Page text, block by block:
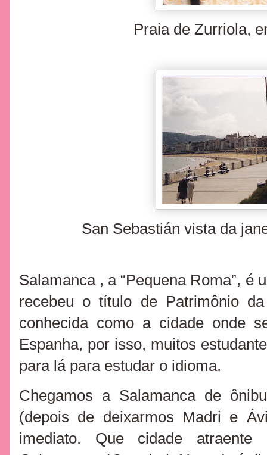
Praia de Zurriola,
San Sebastián vista da
Salamanca , a “Pequena Roma”, é
recebeu o título de Patrimônio
conhecida como a cidade onde
Espanha, por isso, muitos
para lá para estudar o idioma.
Chegamos a Salamanca de
(depois de deixarmos Madri e
imediato. Que cidade